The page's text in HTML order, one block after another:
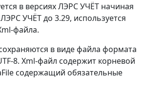
в версиях ЛЭРС УЧЁТ начиная
УЧЁТ до 3.29, используется
файла.
в виде файла формата
8. Xml-файл содержит корневой
содержащий обязательные